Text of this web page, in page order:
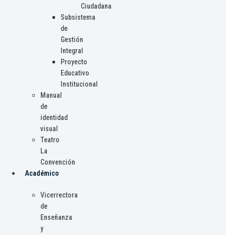
Ciudadana
Subsistema
de
Gestión
Integral
Proyecto
Educativo
Institucional
Manual
de
identidad
visual
Teatro
La
Convención
Académico
Vicerrectora
de
Enseñanza
y